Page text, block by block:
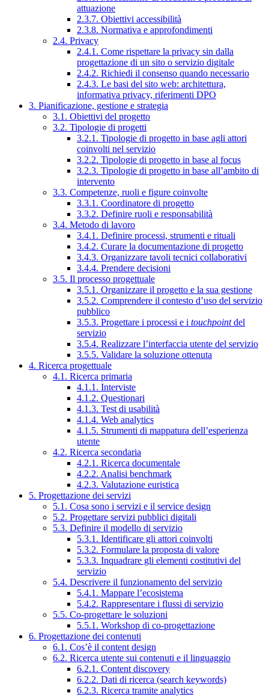
attuazione
2.3.7. Obiettivi accessibilità
2.3.8. Normativa e approfondimenti
2.4. Privacy
2.4.1. Come rispettare la privacy sin dalla
progettazione di un sito o servizio digitale
2.4.2. Richiedi il consenso quando necessario
2.4.3. Le basi del sito web: architettura,
informativa privacy, riferimenti DPO
3. Pianificazione, gestione e strategia
3.1. Obiettivi del progetto
3.2. Tipologie di progetti
3.2.1. Tipologie di progetto in base agli attori
coinvolti nel servizio
3.2.2. Tipologie di progetto in base al focus
3.2.3. Tipologie di progetto in base all’ambito di
intervento
3.3. Competenze, ruoli e figure coinvolte
3.3.1. Coordinatore di progetto
3.3.2. Definire ruoli e responsabilità
3.4. Metodo di lavoro
3.4.1. Definire processi, strumenti e rituali
3.4.2. Curare la documentazione di progetto
3.4.3. Organizzare tavoli tecnici collaborativi
3.4.4. Prendere decisioni
3.5. Il processo progettuale
3.5.1. Organizzare il progetto e la sua gestione
3.5.2. Comprendere il contesto d’uso del servizio
pubblico
3.5.3. Progettare i processi e i touchpointdel
servizio
3.5.4. Realizzare l’interfaccia utente del servizio
3.5.5. Validare la soluzione ottenuta
4. Ricerca progettuale
4.1. Ricerca primaria
4.1.1. Interviste
4.1.2. Questionari
4.1.3. Test di usabilità
4.1.4. Web analytics
4.1.5. Strumenti di mappatura dell’esperienza
utente
4.2. Ricerca secondaria
4.2.1. Ricerca documentale
4.2.2. Analisi benchmark
4.2.3. Valutazione euristica
5. Progettazione dei servizi
5.1. Cosa sono i servizi e il service design
5.2. Progettare servizi pubblici digitali
5.3. Definire il modello di servizio
5.3.1. Identificare gli attori coinvolti
5.3.2. Formulare la proposta di valore
5.3.3. Inquadrare gli elementi costitutivi del
servizio
5.4. Descrivere il funzionamento del servizio
5.4.1. Mappare l’ecosistema
5.4.2. Rappresentare i flussi di servizio
5.5. Co-progettare le soluzioni
5.5.1. Workshop di co-progettazione
6. Progettazione dei contenuti
6.1. Cos’è il content design
6.2. Ricerca utente sui contenuti e il linguaggio
6.2.1. Content discovery
6.2.2. Dati di ricerca (search keywords)
6.2.3. Ricerca tramite analytics